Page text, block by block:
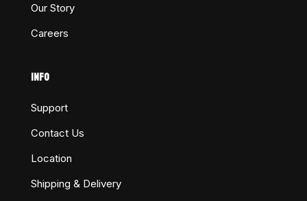
Our Story
Careers
INFO
Support
Contact Us
Location
Shipping & Delivery